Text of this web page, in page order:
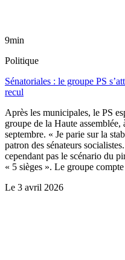
9min
Politique
Sénatoriales : le groupe PS
recul
Après les municipales, le PS
groupe de la Haute assemblée,
septembre. « Je parie sur la
patron des sénateurs
cependant pas le scénario du
« 5 sièges ». Le groupe
Le 3 avril 2026